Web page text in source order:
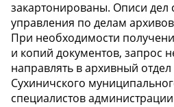
закартонированы. Описи дел
управления по делам
При необходимости
и копий документов, запрос
направлять в архивный
Сухиничского
специалистов